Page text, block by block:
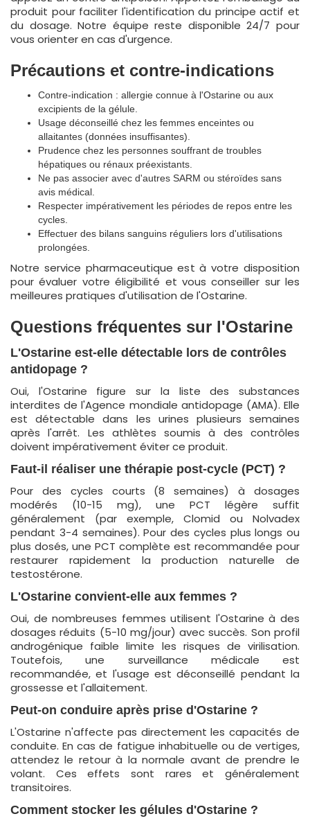
produit pour faciliter l'identification du principe actif et
du dosage. Notre équipe reste disponible 24/7 pour
vous orienter en cas d'urgence.
Précautions et contre-indications
Contre-indication : allergie connue à l'Ostarine ou aux
excipients de la gélule.
Usage déconseillé chez les femmes enceintes ou
allaitantes (données insuffisantes).
Prudence chez les personnes souffrant de troubles
hépatiques ou rénaux préexistants.
Ne pas associer avec d'autres SARM ou stéroïdes sans
avis médical.
Respecter impérativement les périodes de repos entre les
cycles.
Effectuer des bilans sanguins réguliers lors d'utilisations
prolongées.
Notre service pharmaceutique est à votre disposition
pour évaluer votre éligibilité et vous conseiller sur les
meilleures pratiques d'utilisation de l'Ostarine.
Questions fréquentes sur l'Ostarine
L'Ostarine est-elle détectable lors de contrôles
antidopage ?
Oui, l'Ostarine figure sur la liste des substances
interdites de l'Agence mondiale antidopage (AMA). Elle
est détectable dans les urines plusieurs semaines
après l'arrêt. Les athlètes soumis à des contrôles
doivent impérativement éviter ce produit.
Faut-il réaliser une thérapie post-cycle (PCT) ?
Pour des cycles courts (8 semaines) à dosages
modérés (10-15 mg), une PCT légère suffit
généralement (par exemple, Clomid ou Nolvadex
pendant 3-4 semaines). Pour des cycles plus longs ou
plus dosés, une PCT complète est recommandée pour
restaurer rapidement la production naturelle de
testostérone.
L'Ostarine convient-elle aux femmes ?
Oui, de nombreuses femmes utilisent l'Ostarine à des
dosages réduits (5-10 mg/jour) avec succès. Son profil
androgénique faible limite les risques de virilisation.
Toutefois, une surveillance médicale est
recommandée, et l'usage est déconseillé pendant la
grossesse et l'allaitement.
Peut-on conduire après prise d'Ostarine ?
L'Ostarine n'affecte pas directement les capacités de
conduite. En cas de fatigue inhabituelle ou de vertiges,
attendez le retour à la normale avant de prendre le
volant. Ces effets sont rares et généralement
transitoires.
Comment stocker les gélules d'Ostarine ?